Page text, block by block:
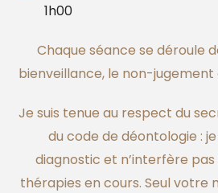
1h00
Chaque séance se déroule
bienveillance, le non-
Je suis tenue au respect du
du code de déontologie :
diagnostic et n’interfère pas
thérapies en cours. Seul votre